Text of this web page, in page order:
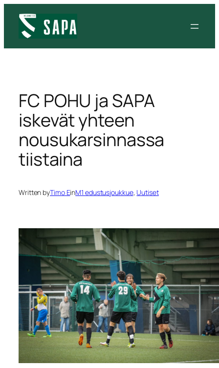
sisältöön
FC POHU ja SAPA
iskevät yhteen
nousukarsinnassa
tiistaina
Written byTimo EinM1 edustusjoukkue, Uutiset